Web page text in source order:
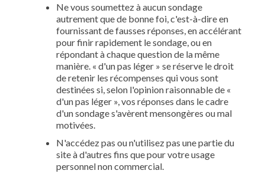
Ne vous soumettez à aucun sondage
autrement que de bonne foi, c'est-à-dire en
fournissant de fausses réponses, en accélérant
pour finir rapidement le sondage, ou en
répondant à chaque question de la même
manière. « d'un pas léger » se réserve le droit
de retenir les récompenses qui vous sont
destinées si, selon l'opinion raisonnable de «
d'un pas léger », vos réponses dans le cadre
d'un sondage s'avèrent mensongères ou mal
motivées.
N'accédez pas ou n'utilisez pas une partie du
site à d'autres fins que pour votre usage
personnel non commercial.